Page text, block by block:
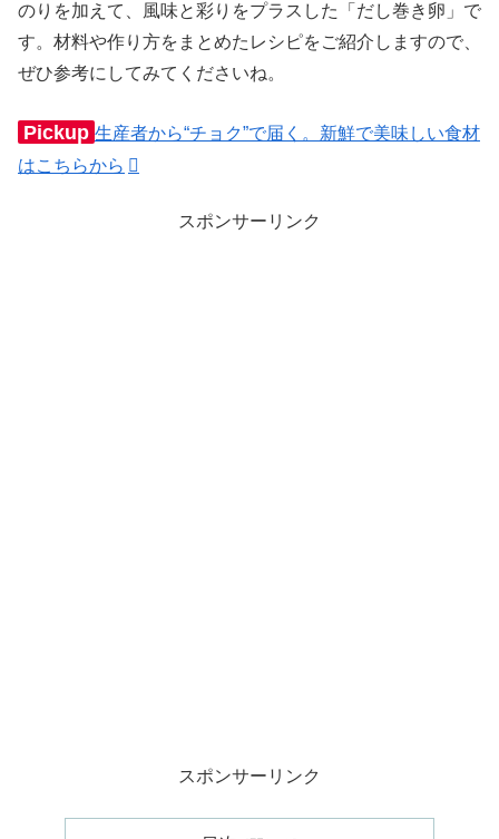
のりを加えて、風味と彩りをプラスした「だし巻き卵」で
す。材料や作り方をまとめたレシピをご紹介しますので、
ぜひ参考にしてみてくださいね。
Pickup 生産者から“チョク”で届く。新鮮で美味しい食材
はこちらから
スポンサーリンク
スポンサーリンク